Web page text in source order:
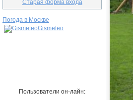
Старая форма входа
Погода в Москве
Gismeteo
Пользователи он-лайн: